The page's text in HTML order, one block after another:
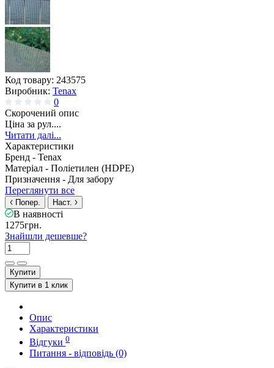
Код товару: 243575
Виробник: Tenax
0
Скорочений опис
Ціна за рул....
Читати далі...
Характеристики
Бренд - Tenax
Матеріал - Поліетилен (HDPE)
Призначення - Для забору
Переглянути все
Попер. Наст.
В наявності
1275грн.
Знайшли дешевше?
Купити
Купити в 1 клик
Опис
Характеристики
Відгуки 0
Питання - відповідь (0)